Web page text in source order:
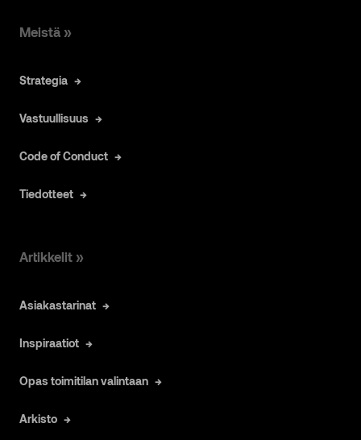
Meistä »
Strategia
Vastuullisuus
Code of Conduct
Tiedotteet
Artikkelit »
Asiakastarinat
Inspiraatiot
Opas toimitilan valintaan
Arkisto